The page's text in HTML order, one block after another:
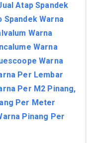
Atap Spandek
Spandek Warna
Warna
Warna
Warna
Per Lembar
Per M2 Pinang,
Per Meter
Pinang Per